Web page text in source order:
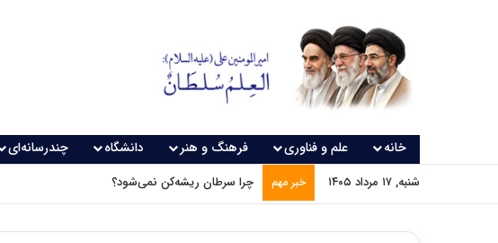
خانه علم و فناوری فرهنگ و هنر دانشگاه چندرسانه‌ای
شنبه, ۱۷ مرداد ۱۴۰۵ خبر مهم چرا سرطان ریشه‌کن نمی‌شود؟